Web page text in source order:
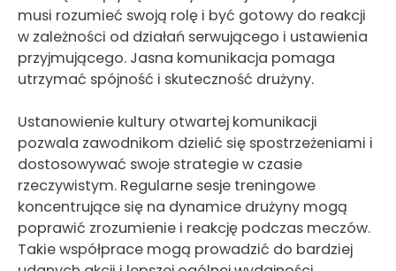
musi rozumieć swoją rolę i być gotowy do reakcji
w zależności od działań serwującego i ustawienia
przyjmującego. Jasna komunikacja pomaga
utrzymać spójność i skuteczność drużyny.
Ustanowienie kultury otwartej komunikacji
pozwala zawodnikom dzielić się spostrzeżeniami i
dostosowywać swoje strategie w czasie
rzeczywistym. Regularne sesje treningowe
koncentrujące się na dynamice drużyny mogą
poprawić zrozumienie i reakcję podczas meczów.
Takie współprace mogą prowadzić do bardziej